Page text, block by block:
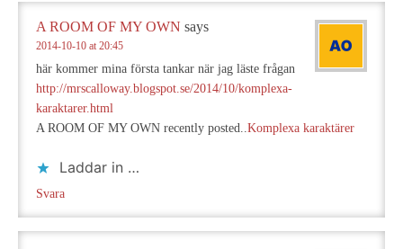
A ROOM OF MY OWN says
2014-10-10 at 20:45
här kommer mina första tankar när jag läste frågan
http://mrscalloway.blogspot.se/2014/10/komplexa-
karaktarer.html
A ROOM OF MY OWN recently posted..Komplexa karaktärer
Laddar in …
Svara